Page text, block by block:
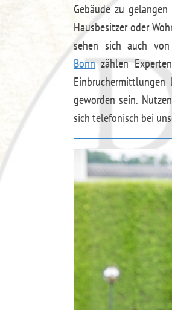
Gebäude zu
Hausbesitzer oder
sehen sich auch
Bonnzählen
geworden sein.
sich telefonisch bei